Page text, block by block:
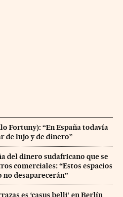
Fortuny): “En España todavía
de lujo y de dinero”
del dinero sudafricano que se
comerciales: “Estos espacios
no desaparecerán”
es ‘casus belli’ en Berlín